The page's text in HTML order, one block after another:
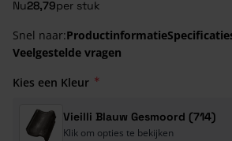
Nu28,79per stuk
Snel naar:Productinformatie
Veelgestelde vragen
Kies een Kleur
Vieilli Blauw Gesmoord (714)
Klik om opties te bekijken